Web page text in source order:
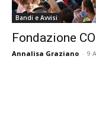
Bandi e Avvisi
Fondazione
Annalisa Graziano - 9